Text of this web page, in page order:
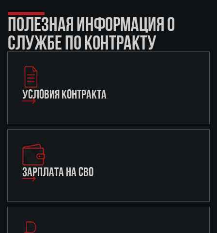
ПОЛЕЗНАЯ ИНФОРМАЦИЯ О
СЛУЖБЕ ПО КОНТРАКТУ
УСЛОВИЯ КОНТРАКТА
ЗАРПЛАТА НА СВО